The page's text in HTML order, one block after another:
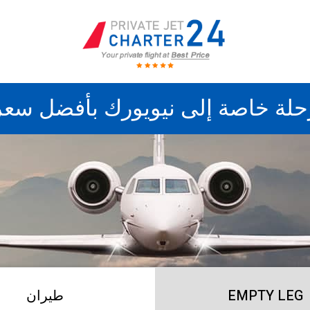
خاصة إلى نيويورك بأفضل
طيران EMPTY LEG